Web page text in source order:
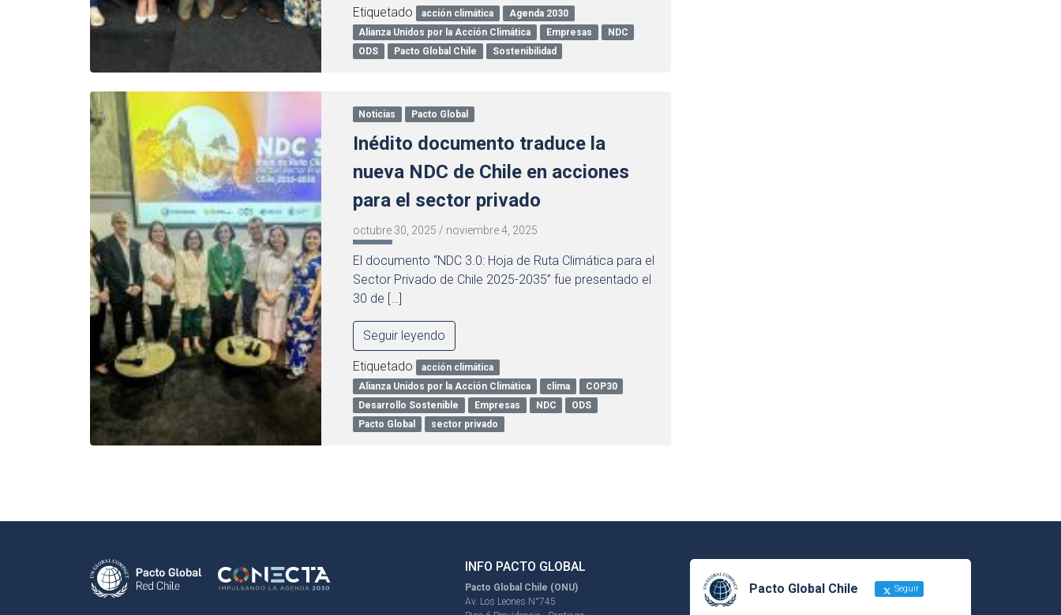
Etiquetado acción climática
Agenda 2030
Alianza Unidos por la Acción Climática
Empresas
NDC
ODS
Pacto Global Chile Sostenibilidad
Noticias Pacto Global
Inédito documento traduce la
nueva NDC de Chile en acciones
para el sector privado
octubre 30, 2025 / noviembre 4, 2025
El documento “NDC 3.0: Hoja de Ruta Climática para el
Sector Privado de Chile 2025-2035” fue presentado el
30 de […]
Seguir leyendo
Etiquetado
acción climática
Alianza Unidos por la Acción Climática
clima
COP30
Desarrollo Sostenible
Empresas NDC
ODS
Pacto Global
sector privado
INFO PACTO GLOBAL
Pacto Global Chile (ONU)
Av. Los Leones N°745
Pacto Global Chile Seguir